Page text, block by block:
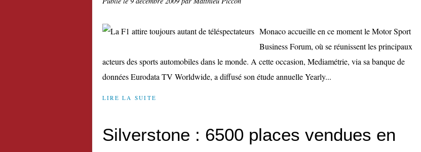
Monaco accueille en ce moment le Motor Sport
Business Forum, où se réunissent les principaux
acteurs des sports automobiles dans le monde. A cette occasion, Mediamétrie, via sa banque de
données Eurodata TV Worldwide, a diffusé son étude annuelle Yearly...
LIRE LA SUITE
Silverstone : 6500 places vendues en